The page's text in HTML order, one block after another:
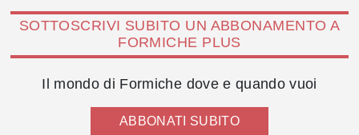
SOTTOSCRIVI SUBITO UN ABBONAMENTO A
FORMICHE PLUS
Il mondo di Formiche dove e quando vuoi
ABBONATI SUBITO